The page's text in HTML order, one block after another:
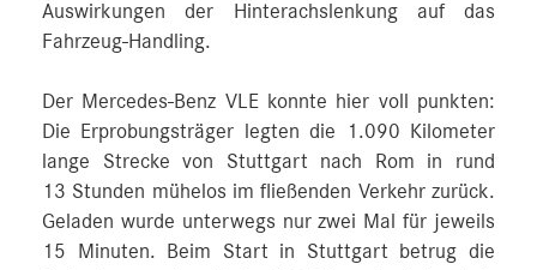
Auswirkungen der Hinterachslenkung auf das
Fahrzeug-Handling.
Der Mercedes‑Benz VLE konnte hier voll punkten:
Die Erprobungsträger legten die 1.090 Kilometer
lange Strecke von Stuttgart nach Rom in rund
13 Stunden mühelos im fließenden Verkehr zurück.
Geladen wurde unterwegs nur zwei Mal für jeweils
15 Minuten. Beim Start in Stuttgart betrug die